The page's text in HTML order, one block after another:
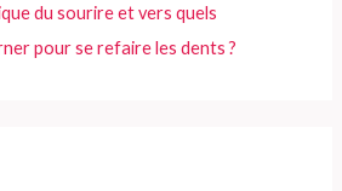
du sourire et vers quels
pour se refaire les dents ?